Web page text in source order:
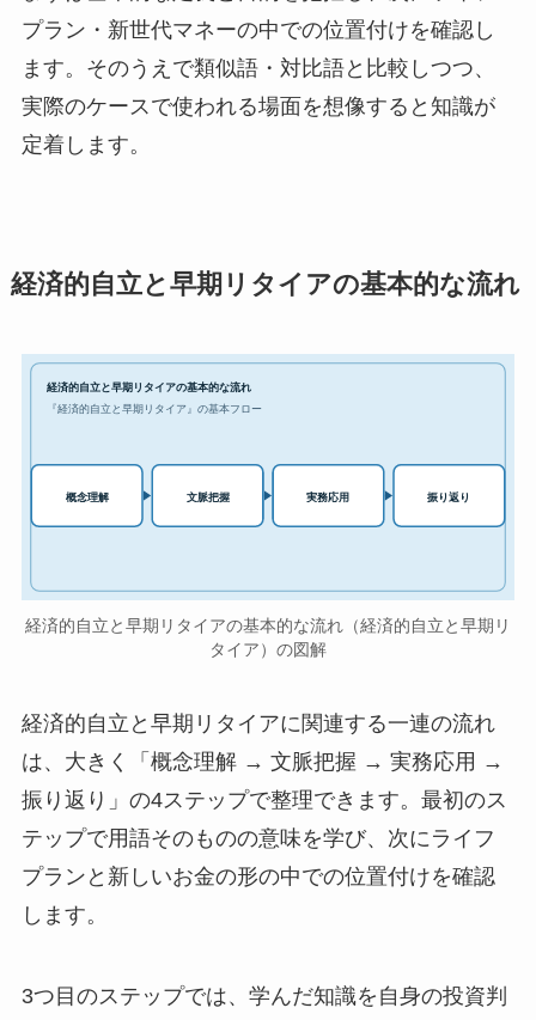
プラン・新世代マネーの中での位置付けを確認し
ます。そのうえで類似語・対比語と比較しつつ、
実際のケースで使われる場面を想像すると知識が
定着します。
経済的自立と早期リタイアの基本的な流れ
経済的自立と早期リタイアの基本的な流れ
『経済的自立と早期リタイア』の基本フロー
概念理解 文脈把握 実務応用 振り返り
経済的自立と早期リタイアの基本的な流れ（経済的自立と早期リ
タイア）の図解
経済的自立と早期リタイアに関連する一連の流れ
は、大きく「概念理解 → 文脈把握 → 実務応用 →
振り返り」の4ステップで整理できます。最初のス
テップで用語そのものの意味を学び、次にライフ
プランと新しいお金の形の中での位置付けを確認
します。
3つ目のステップでは、学んだ知識を自身の投資判